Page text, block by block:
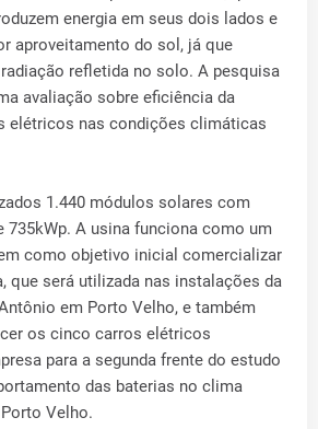
energia em seus dois lados e
aproveitamento do sol, já que
refletida no solo. A pesquisa
avaliação sobre eficiência da
elétricos nas condições climáticas
1.440 módulos solares com
735kWp. A usina funciona como um
como objetivo inicial comercializar
que será utilizada nas instalações da
em Porto Velho, e também
os cinco carros elétricos
para a segunda frente do estudo
das baterias no clima
Velho.